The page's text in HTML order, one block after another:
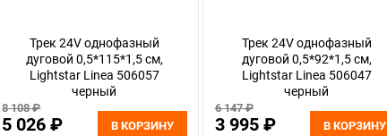
Трек 24V однофазный
дуговой 0,5*115*1,5 см,
Lightstar Linea 506057
черный
8 108 ₽
5 026 ₽ В КОРЗИНУ
Трек 24V однофазный
дуговой 0,5*92*1,5 см,
Lightstar Linea 506047
черный
6 147 ₽
3 995 ₽ В КОРЗИНУ